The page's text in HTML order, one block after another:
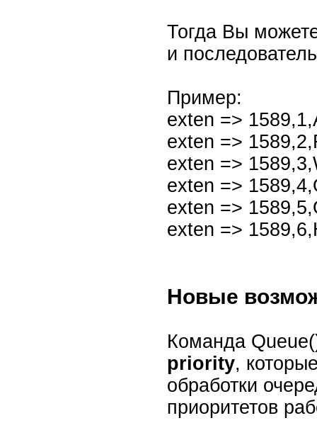
Тогда Вы
и
Пример:
exten =>
exten =>
exten =>
exten =>
exten =>
exten =>
Новые
Команда
priority,
обработки
приоритетов